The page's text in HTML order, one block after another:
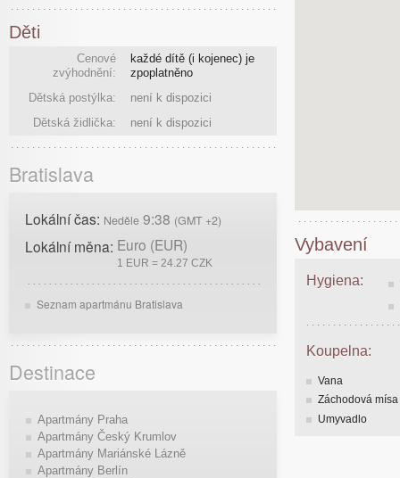
Vybavení
Hygiena:
Koupelna:
Vana
Záchodová mísa
Umyvadlo
Děti
Cenové
zvýhodnění:
každé dítě (i kojenec) je
zpoplatněno
Dětská postýlka:
není k dispozici
Dětská židlička:
není k dispozici
Bratislava
Lokální čas: Neděle 9:38 (GMT +2)
Lokální měna: Euro (EUR)
1 EUR = 24.27 CZK
Seznam apartmánu Bratislava
Destinace
Apartmány Praha
Apartmány Český Krumlov
Apartmány Mariánské Lázně
Apartmány Berlín